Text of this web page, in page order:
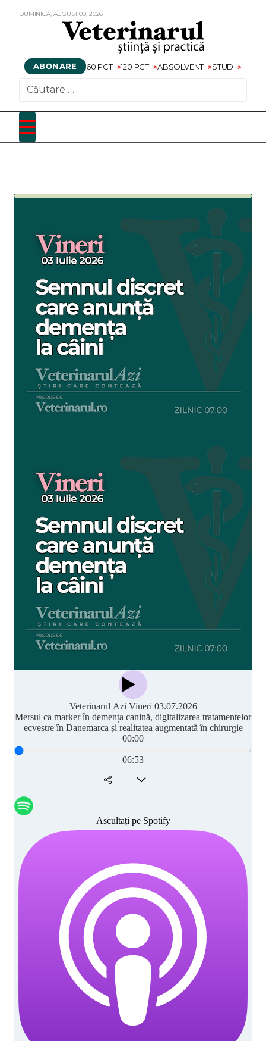
DUMINICĂ, AUGUST09, 2026
ABONARE 60 PCT 120 PCT ABSOLVENT STUD